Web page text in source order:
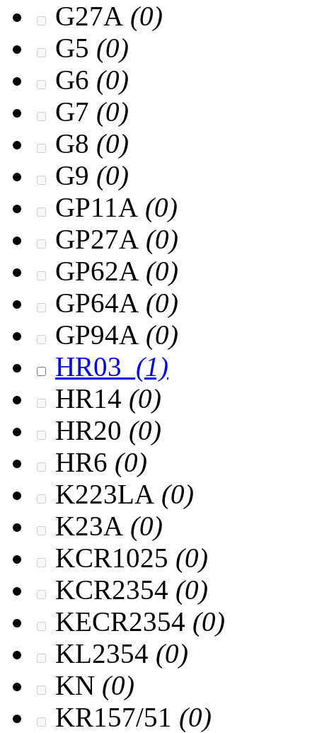
G27A (0)
G5 (0)
G6 (0)
G7 (0)
G8 (0)
G9 (0)
GP11A (0)
GP27A (0)
GP62A (0)
GP64A (0)
GP94A (0)
HR03 (1)
HR14 (0)
HR20 (0)
HR6 (0)
K223LA (0)
K23A (0)
KCR1025 (0)
KCR2354 (0)
KECR2354 (0)
KL2354 (0)
KN (0)
KR157/51 (0)